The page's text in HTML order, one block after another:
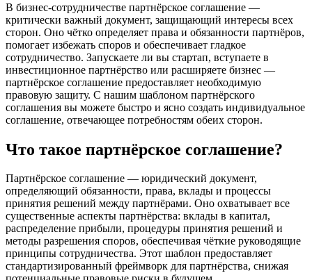
В бизнес-сотрудничестве партнёрское соглашение —
критически важный документ, защищающий интересы всех
сторон. Оно чётко определяет права и обязанности партнёров,
помогает избежать споров и обеспечивает гладкое
сотрудничество. Запускаете ли вы стартап, вступаете в
инвестиционное партнёрство или расширяете бизнес —
партнёрское соглашение предоставляет необходимую
правовую защиту. С нашим шаблоном партнёрского
соглашения вы можете быстро и ясно создать индивидуальное
соглашение, отвечающее потребностям обеих сторон.
Что такое партнёрское соглашение?
Партнёрское соглашение — юридический документ,
определяющий обязанности, права, вклады и процессы
принятия решений между партнёрами. Оно охватывает все
существенные аспекты партнёрства: вклады в капитал,
распределение прибыли, процедуры принятия решений и
методы разрешения споров, обеспечивая чёткие руководящие
принципы сотрудничества. Этот шаблон предоставляет
стандартизированный фреймворк для партнёрства, снижая